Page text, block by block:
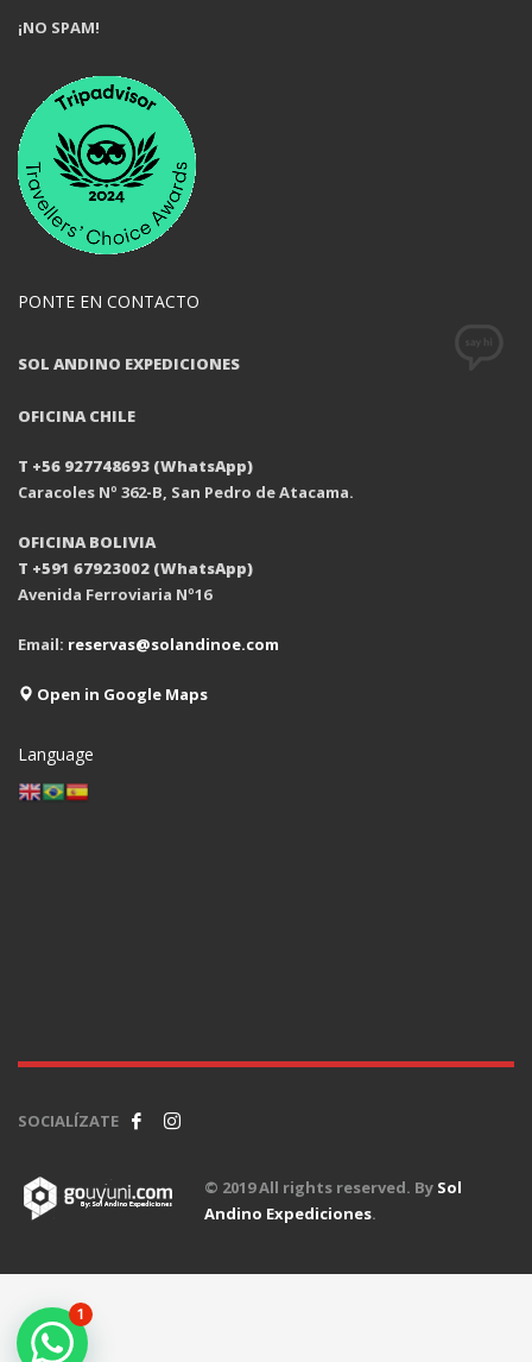
¡NO SPAM!
PONTE EN CONTACTO
SOL ANDINO EXPEDICIONES
OFICINA CHILE
T +56 927748693 (WhatsApp)
Caracoles Nº 362-B, San Pedro de Atacama.
OFICINA BOLIVIA
T +591 67923002 (WhatsApp)
Avenida Ferroviaria Nº16
Email: reservas@solandinoe.com
Open in Google Maps
Language
SOCIALÍZATE
© 2019 All rights reserved. By Sol
Andino Expediciones.
1